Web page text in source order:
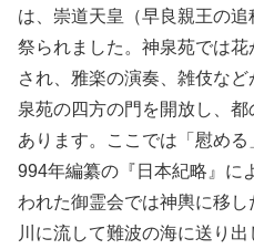
は、崇道天皇（早良親王の
祭られました。神泉苑では
され、雅楽の演奏、雑伎な
泉苑の四方の門を開放し、
あります。ここでは「慰める
994年編纂の『日本紀略』に
われた御霊会では神輿に移
川に流して難波の海に送り